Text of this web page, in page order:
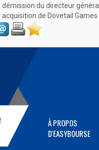
du directeur général
de Dovetail Games
ImprimerFavoris
À PROPOS
D'EASYBOURSE